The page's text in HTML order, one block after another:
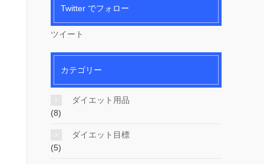
Twitter でフォロー
ツイート
カテゴリー
ダイエット用品
(8)
ダイエット目標
(5)